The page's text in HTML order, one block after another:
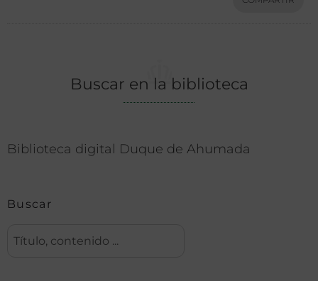
Buscar en la biblioteca
Biblioteca digital Duque de Ahumada
Buscar